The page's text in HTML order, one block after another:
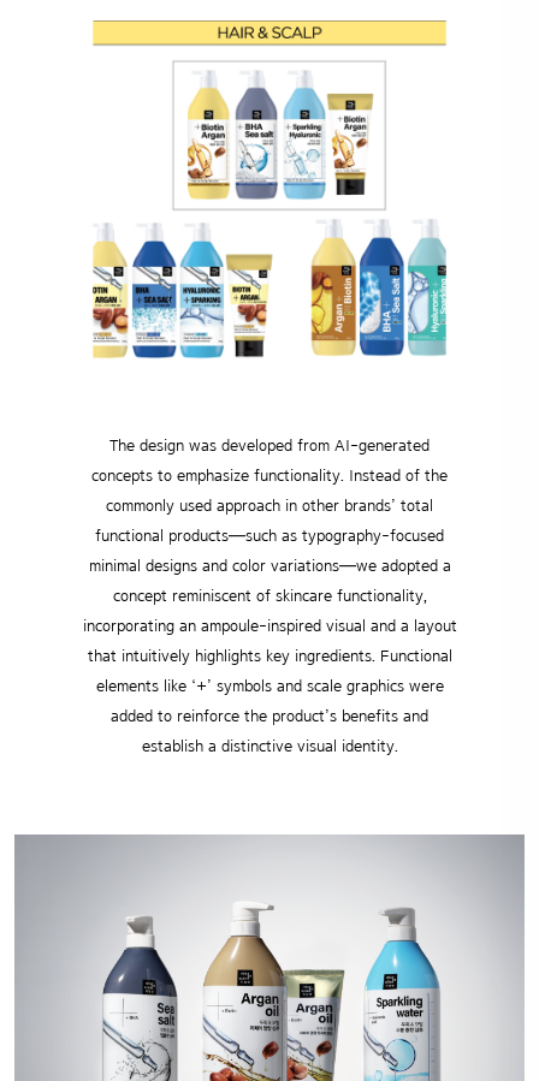
The design was developed from AI-generated
concepts to emphasize functionality. Instead of the
commonly used approach in other brands’ total
functional products—such as typography-focused
minimal designs and color variations—we adopted a
concept reminiscent of skincare functionality,
incorporating an ampoule-inspired visual and a layout
that intuitively highlights key ingredients. Functional
elements like ‘+’ symbols and scalegraphics were
added to reinforce the product’s benefits and
establish a distinctive visual identity.